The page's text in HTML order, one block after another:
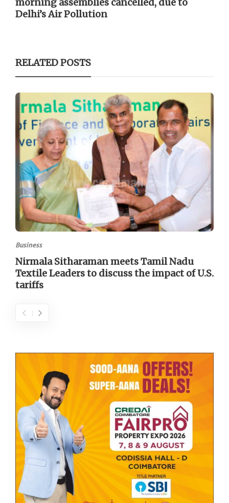
Delhi’s Air Pollution
RELATED POSTS
Business
Nirmala Sitharaman meets Tamil Nadu
Textile Leaders to discuss the impact of U.S.
tariffs